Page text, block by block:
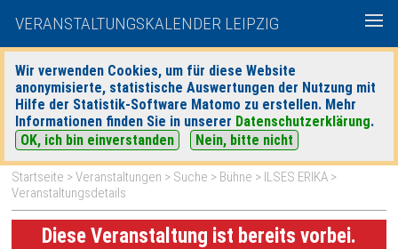
VERANSTALTUNGSKALENDER LEIPZIG
Wir verwenden Cookies, um für diese Website
anonymisierte, statistische Auswertungen der Nutzung mit
Hilfe der Statistik-Software Matomo zu erstellen. Mehr
Informationen finden Sie in unserer Datenschutzerklärung.
OK, ich bin einverstanden
Nein, bitte nicht
heute|morgen| Detaillierte Suche
Startseite >Veranstaltungen > Suche > Bühne > ILSES ERIKA >
Veranstaltungsdetails
Diese Veranstaltung ist bereits vorbei.